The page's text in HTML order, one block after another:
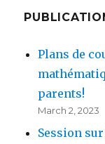
Plans de
parents!
March 2, 2023
Session